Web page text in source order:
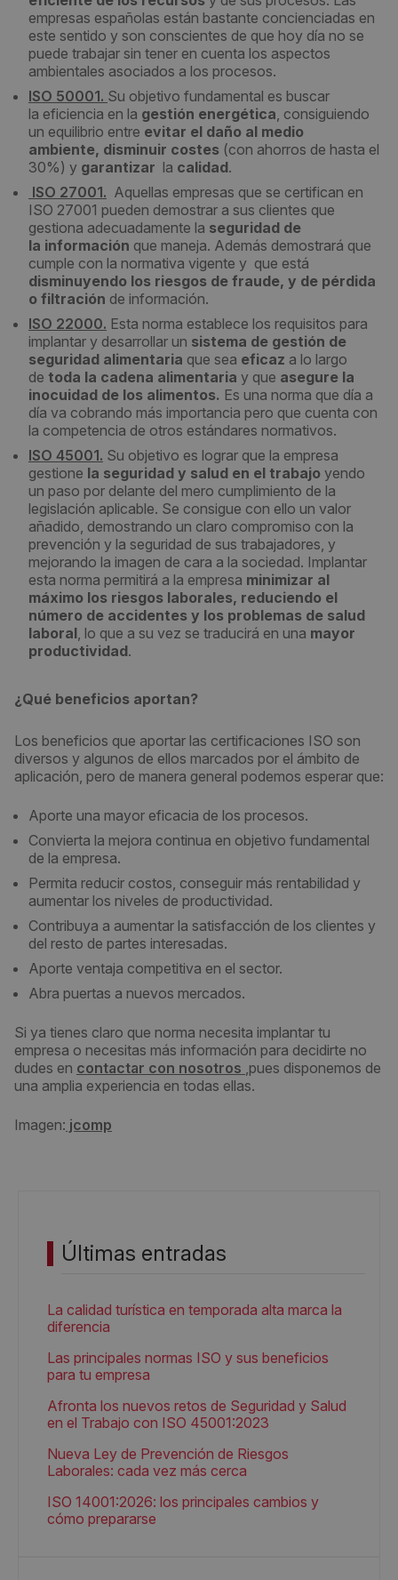
empresas españolas están bastante concienciadas en
este sentido y son conscientes de que hoy día no se
puede trabajar sin tener en cuenta los aspectos
ambientales asociados a los procesos.
ISO 50001. Su objetivo fundamental es buscar
la eficiencia en la gestión energética, consiguiendo
un equilibrio entre evitar el daño al medio
ambiente, disminuir costes (con ahorros de hasta el
30%) y garantizar la calidad.
ISO 27001. Aquellas empresas que se certifican en
ISO 27001 pueden demostrar a sus clientes que
gestiona adecuadamente la seguridad de
la información que maneja. Además demostrará que
cumple con la normativa vigente y que está
disminuyendo los riesgos de fraude, y de pérdida
o filtración de información.
ISO 22000. Esta norma establece los requisitos para
implantar y desarrollar un sistema de gestión de
seguridad alimentaria que sea eficaz a lo largo
de toda la cadena alimentaria y que asegure la
inocuidad de los alimentos. Es una norma que día a
día va cobrando más importancia pero que cuenta con
la competencia de otros estándares normativos.
ISO 45001. Su objetivo es lograr que la empresa
gestione la seguridad y salud en el trabajo yendo
un paso por delante del mero cumplimiento de la
legislación aplicable. Se consigue con ello un valor
añadido, demostrando un claro compromiso con la
prevención y la seguridad de sus trabajadores, y
mejorando la imagen de cara a la sociedad. Implantar
esta norma permitirá a la empresa minimizar al
máximo los riesgos laborales, reduciendo el
número de accidentes y los problemas de salud
laboral, lo que a su vez se traducirá en una mayor
productividad.
¿Qué beneficios aportan?
Los beneficios que aportar las certificaciones ISO son
diversos y algunos de ellos marcados por el ámbito de
aplicación, pero de manera general podemos esperar que:
Aporte una mayor eficacia de los procesos.
Convierta la mejora continua en objetivo fundamental
de la empresa.
Permita reducir costos, conseguir más rentabilidad y
aumentar los niveles de productividad.
Contribuya a aumentar la satisfacción de los clientes y
del resto de partes interesadas.
Aporte ventaja competitiva en el sector.
Abra puertas a nuevos mercados.
Si ya tienes claro que norma necesita implantar tu
empresa o necesitas más información para decidirte no
dudes en contactar con nosotros ,pues disponemos de
una amplia experiencia en todas ellas.
Imagen: jcomp
Últimas entradas
La calidad turística en temporada alta marca la
diferencia
Las principales normas ISO y sus beneficios
para tu empresa
Afronta los nuevos retos de Seguridad y Salud
en el Trabajo con ISO 45001:2023
Nueva Ley de Prevención de Riesgos
Laborales: cada vez más cerca
ISO 14001:2026: los principales cambios y
cómo prepararse